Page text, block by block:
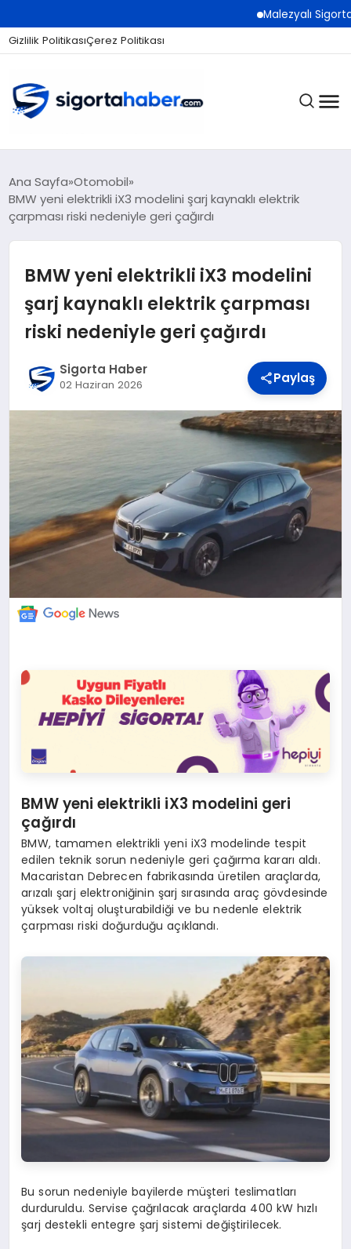
Malezyalı Sigorta
Gizlilik PolitikasıÇerez Politikası
SIGORTA
EKONOMI
BILIM VE TEKNOLOJI
KÜNYE
Ana Sayfa Otomobil
BMW yeni elektrikli iX3 modelini şarj kaynaklı elektrik
çarpması riski nedeniyle geri çağırdı
BMW yeni elektrikli iX3 modelini
şarj kaynaklı elektrik çarpması
riski nedeniyle geri çağırdı
Sigorta Haber
02 Haziran 2026 Paylaş
BMW yeni elektrikli iX3 modelini geri
çağırdı
BMW, tamamen elektrikli yeni iX3 modelinde tespit
edilen teknik sorun nedeniyle geri çağırma kararı aldı.
Macaristan Debrecen fabrikasında üretilen araçlarda,
arızalı şarj elektroniğinin şarj sırasında araç gövdesinde
yüksek voltaj oluşturabildiği ve bu nedenle elektrik
çarpması riski doğurduğu açıklandı.
Bu sorun nedeniyle bayilerde müşteri teslimatları
durduruldu. Servise çağrılacak araçlarda 400 kW hızlı
şarj destekli entegre şarj sistemi değiştirilecek.